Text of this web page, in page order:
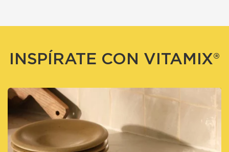
INSPÍRATE CON VITAMIX®